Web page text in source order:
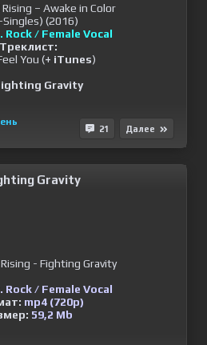
Rock / Female Vocal
Треклист:
You (+ iTunes)
Gravity
21 Далее
Gravity
Rock / Female Vocal
mp4 (720p)
59,2 Мb